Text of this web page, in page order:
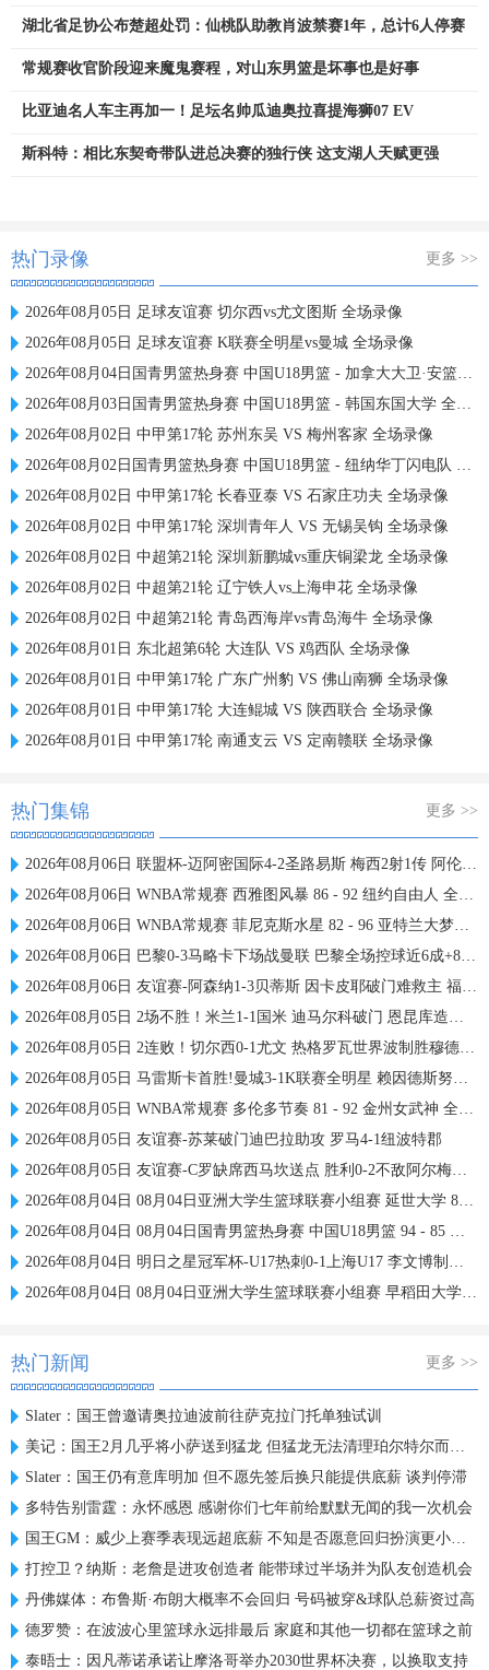
湖北省足协公布楚超处罚：仙桃队助教肖波禁赛1年，总计6人停赛
常规赛收官阶段迎来魔鬼赛程，对山东男篮是坏事也是好事
比亚迪名人车主再加一！足坛名帅瓜迪奥拉喜提海狮07 EV
斯科特：相比东契奇带队进总决赛的独行侠 这支湖人天赋更强
热门录像 更多 >>
2026年08月05日 足球友谊赛 切尔西vs尤文图斯 全场录像
2026年08月05日 足球友谊赛 K联赛全明星vs曼城 全场录像
2026年08月04日国青男篮热身赛 中国U18男篮 - 加拿大大卫·安篮球学院 全场录像
2026年08月03日国青男篮热身赛 中国U18男篮 - 韩国东国大学 全场录像
2026年08月02日 中甲第17轮 苏州东吴 VS 梅州客家 全场录像
2026年08月02日国青男篮热身赛 中国U18男篮 - 纽纳华丁闪电队 全场录像
2026年08月02日 中甲第17轮 长春亚泰 VS 石家庄功夫 全场录像
2026年08月02日 中甲第17轮 深圳青年人 VS 无锡吴钩 全场录像
2026年08月02日 中超第21轮 深圳新鹏城vs重庆铜梁龙 全场录像
2026年08月02日 中超第21轮 辽宁铁人vs上海申花 全场录像
2026年08月02日 中超第21轮 青岛西海岸vs青岛海牛 全场录像
2026年08月01日 东北超第6轮 大连队 VS 鸡西队 全场录像
2026年08月01日 中甲第17轮 广东广州豹 VS 佛山南狮 全场录像
2026年08月01日 中甲第17轮 大连鲲城 VS 陕西联合 全场录像
2026年08月01日 中甲第17轮 南通支云 VS 定南赣联 全场录像
热门集锦 更多 >>
2026年08月06日 联盟杯-迈阿密国际4-2圣路易斯 梅西2射1传 阿伦助攻戴帽
2026年08月06日 WNBA常规赛 西雅图风暴 86 - 92 纽约自由人 全场集锦
2026年08月06日 WNBA常规赛 菲尼克斯水星 82 - 96 亚特兰大梦想 全场集锦
2026年08月06日 巴黎0-3马略卡下场战曼联 巴黎全场控球近6成+8射3正未果
2026年08月06日 友谊赛-阿森纳1-3贝蒂斯 因卡皮耶破门难救主 福纳尔斯1射2传
2026年08月05日 2场不胜！米兰1-1国米 迪马尔科破门 恩昆库造点+点射拉莫斯登场
2026年08月05日 2连败！切尔西0-1尤文 热格罗瓦世界波制胜穆德里克时隔614天复出
2026年08月05日 马雷斯卡首胜!曼城3-1K联赛全明星 赖因德斯努里破门塞梅尼奥助攻
2026年08月05日 WNBA常规赛 多伦多节奏 81 - 92 金州女武神 全场集锦
2026年08月05日 友谊赛-苏莱破门迪巴拉助攻 罗马4-1纽波特郡
2026年08月05日 友谊赛-C罗缺席西马坎送点 胜利0-2不敌阿尔梅里亚
2026年08月04日 08月04日亚洲大学生篮球联赛小组赛 延世大学 82 - 83 北京大学 集锦
2026年08月04日 08月04日国青男篮热身赛 中国U18男篮 94 - 85 加拿大大卫·安篮球学院 集锦
2026年08月04日 明日之星冠军杯-U17热刺0-1上海U17 李文博制胜球
2026年08月04日 08月04日亚洲大学生篮球联赛小组赛 早稻田大学 71 - 86 清华大学 集锦
热门新闻 更多 >>
Slater：国王曾邀请奥拉迪波前往萨克拉门托单独试训
美记：国王2月几乎将小萨送到猛龙 但猛龙无法清理珀尔特尔而告吹
Slater：国王仍有意库明加 但不愿先签后换只能提供底薪 谈判停滞
多特告别雷霆：永怀感恩 感谢你们七年前给默默无闻的我一次机会
国王GM：威少上赛季表现远超底薪 不知是否愿意回归扮演更小角色
打控卫？纳斯：老詹是进攻创造者 能带球过半场并为队友创造机会
丹佛媒体：布鲁斯·布朗大概率不会回归 号码被穿&球队总薪资过高
德罗赞：在波波心里篮球永远排最后 家庭和其他一切都在篮球之前
泰晤士：因凡蒂诺承诺让摩洛哥举办2030世界杯决赛，以换取支持